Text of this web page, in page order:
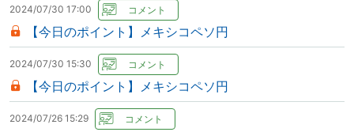
2024/07/30 17:00
【今日のポイント】メキシコペソ円
2024/07/30 15:30
【今日のポイント】メキシコペソ円
2024/07/26 15:29